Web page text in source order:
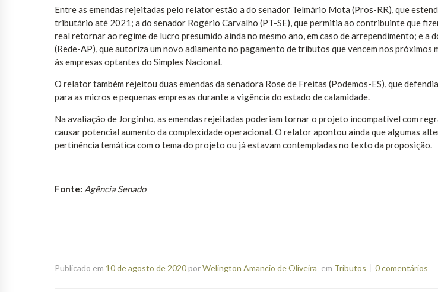
Entre as emendas rejeitadas pelo relator estão a do senador Telmário Mota (Pros-RR), que
tributário até 2021; a do senador Rogério Carvalho (PT-SE), que permitia ao contribuinte que
real retornar ao regime de lucro presumido ainda no mesmo ano, em caso de arrependimento; e a
(Rede-AP), que autoriza um novo adiamento no pagamento de tributos que vencem nos próximos
às empresas optantes do Simples Nacional.
O relator também rejeitou duas emendas da senadora Rose de Freitas (Podemos-ES), que
para as micros e pequenas empresas durante a vigência do estado de calamidade.
Na avaliação de Jorginho, as emendas rejeitadas poderiam tornar o projeto incompatível com
causar potencial aumento da complexidade operacional. O relator apontou ainda que algumas
pertinência temática com o tema do projeto ou já estavam contempladas no texto da proposição.
Fonte: Agência Senado
Publicado em 10 de agosto de 2020porWelington Amancio de Oliveira em Tributos 0 comentários